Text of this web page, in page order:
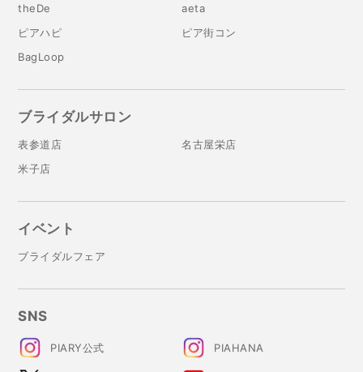
theDe
aeta
ピアハピ
ピア街コン
BagLoop
ブライダルサロン
表参道店
名古屋栄店
米子店
イベント
ブライダルフェア
SNS
PIARY公式 PIAHANA